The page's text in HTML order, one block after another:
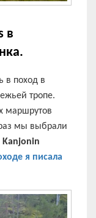
в
в поход в
тропе.
маршрутов
мы выбрали
Kanjonin
я писала